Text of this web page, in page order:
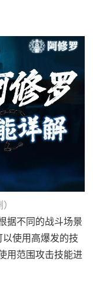
据不同的战斗场景
使用高爆发的技
用范围攻击技能进